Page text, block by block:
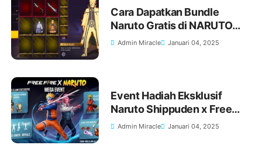
Cara Dapatkan Bundle
Naruto Gratis di NARUTO
SHIPPUDEN x Free Fire
Admin Miracle Januari 04, 2025
Event Hadiah Eksklusif
Naruto Shippuden x Free
Fire Berikut Bocoran
Admin Miracle Januari 04, 2025